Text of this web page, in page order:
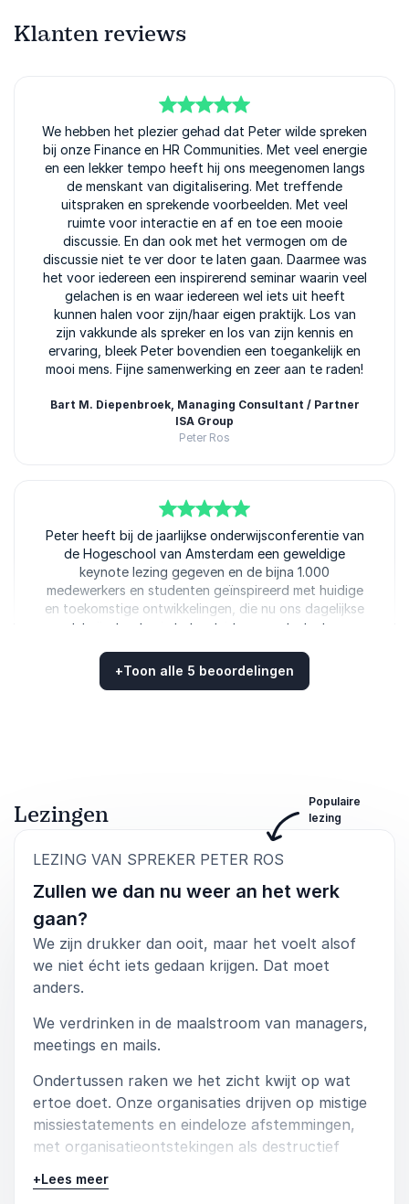
Klanten reviews
5van5
We hebben het plezier gehad dat Peter wilde spreken
bij onze Finance en HR Communities. Met veel energie
en een lekker tempo heeft hij ons meegenomen langs
de menskant van digitalisering. Met treffende
uitspraken en sprekende voorbeelden. Met veel
ruimte voor interactie en af en toe een mooie
discussie. En dan ook met het vermogen om de
discussie niet te ver door te laten gaan. Daarmee was
het voor iedereen een inspirerend seminar waarin veel
gelachen is en waar iedereen wel iets uit heeft
kunnen halen voor zijn/haar eigen praktijk. Los van
zijn vakkunde als spreker en los van zijn kennis en
ervaring, bleek Peter bovendien een toegankelijk en
mooi mens. Fijne samenwerking en zeer aan te raden!
Bart M. Diepenbroek, Managing Consultant / Partner
ISA Group
Peter Ros
5van5
Peter heeft bij de jaarlijkse onderwijsconferentie van
de Hogeschool van Amsterdam een geweldige
keynote lezing gegeven en de bijna 1.000
medewerkers en studenten geïnspireerd met huidige
en toekomstige ontwikkelingen, die nu ons dagelijkse
werk beïnvloeden in het opleiden van studenten en
houdt hij ons een spiegel voor, verrijkt ons blikveld
met nieuwe perspectieven en geeft eenvoudige tips,
4van5
In een zeer interactieve lezing heeft Peter voor ons
een helder beeld gegeven van de impact van
verschillende nieuwe technologieën en digitalisering
op het overheidsdomein. Prettig is dat hij niet alleen
urgentie schetst, maar ook inzicht geeft in welke
nodig lijken te hebben. Zijn unieke combinatie van
inhoud, energie en humor werkt aanstekelijk!
M. van de Mortel, Programmaleider leergang
Strategisch Bewegen in Gemeentelijke krachtenvelden
+Toon alle 5 beoordelingen
Lezingen
LEZING VAN SPREKER PETER ROS
Zullen we dan nu weer an het werk
gaan?
We zijn drukker dan ooit, maar het voelt alsof
we niet écht iets gedaan krijgen. Dat moet
anders.
We verdrinken in de maalstroom van managers,
meetings en mails.
Ondertussen raken we het zicht kwijt op wat
ertoe doet. Onze organisaties drijven op mistige
missiestatements en eindeloze afstemmingen,
met organisatieontstekingen als destructief
+Lees meer
Populaire
lezing